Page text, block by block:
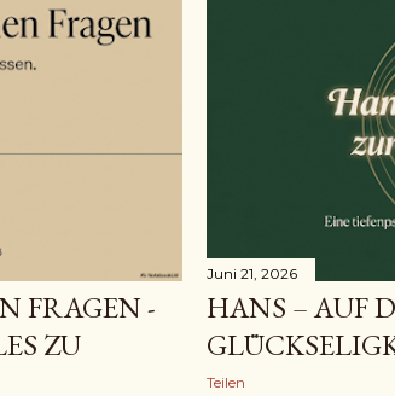
FRAGEN -
ZU
Juni 21, 2026
HANS – AUF
Teilen